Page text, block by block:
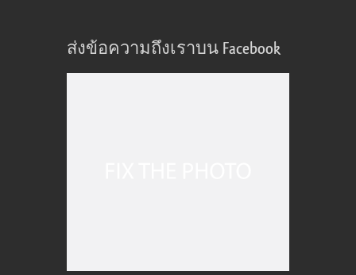
ส่งข้อความถึงเราบน Facebook